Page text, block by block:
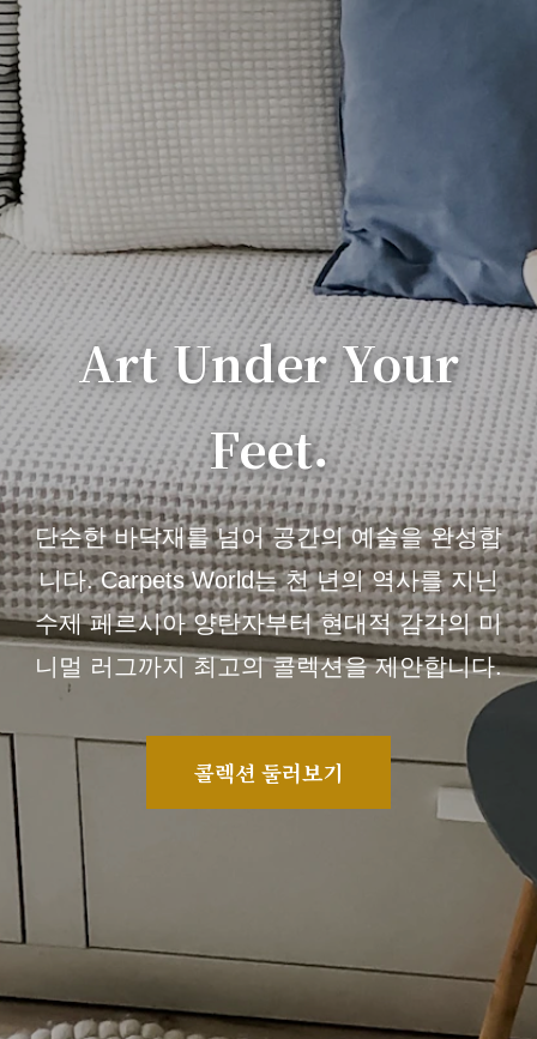
Art Under Your
Feet.
단순한 바닥재를 넘어 공간의 예술을 완성합
니다. Carpets World는 천 년의 역사를 지닌
수제 페르시아 양탄자부터 현대적 감각의 미
니멀 러그까지 최고의 콜렉션을 제안합니다.
콜렉션 둘러보기